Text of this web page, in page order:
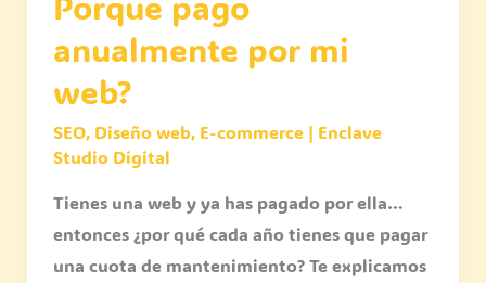
anualmente por mi
web?
SEO, Diseño web, E-commerce| Enclave
Studio Digital
Tienes una web y ya has pagado por ella…
entonces ¿por qué cada año tienes que pagar
una cuota de mantenimiento? Te explicamos